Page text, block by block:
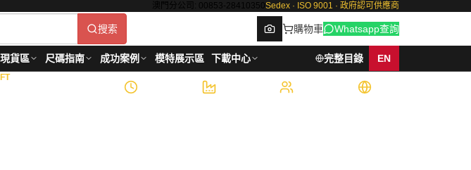
澳門分公司: 00853-28410350 Sedex · ISO 9001 · 政府認可供應商
搜索 購物車 Whatsapp查詢
現貨區 尺碼指南 成功案例 模特展示區 下載中心 完整目錄 EN